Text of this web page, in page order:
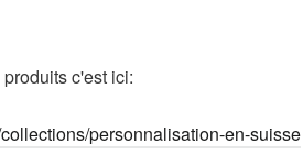
c'est ici:
personnalisation-en-suisse